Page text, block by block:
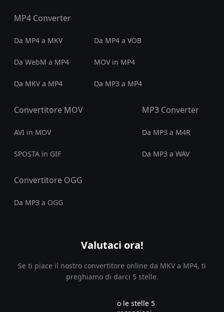
MP4 Converter
Da MP4 a MKV Da MP4 a VOB
Da WebM a MP4 MOV in MP4
Da MKV a MP4 Da MP3 a MP4
Convertitore MOV
AVI in MOV
SPOSTA in GIF
MP3 Converter
Da MP3 a M4R
Da MP3 a WAV
Convertitore OGG
Da MP3 a OGG
Valutaci ora!
Se ti piace il nostro convertitore online da MKV a MP4, ti
preghiamo di darci 5 stelle.
o le stelle 5